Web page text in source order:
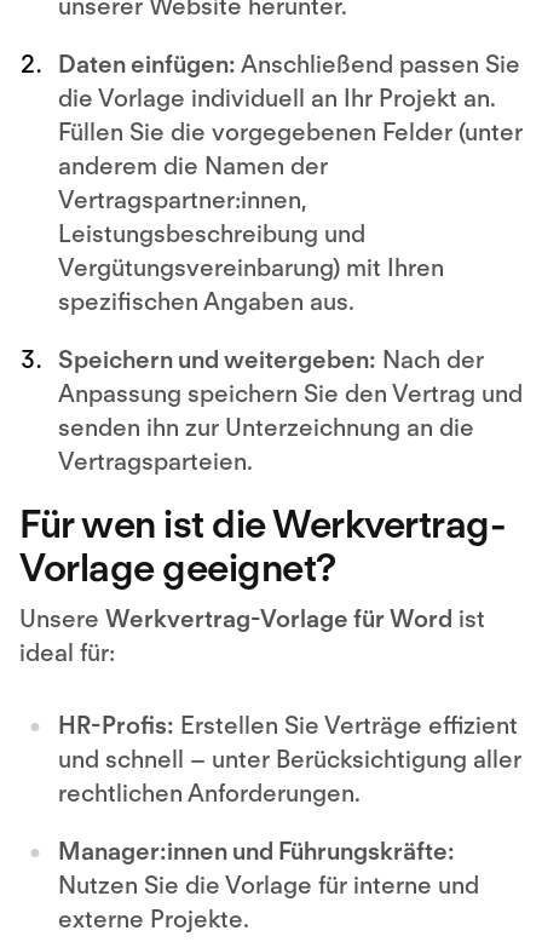
unserer Website herunter.
Daten einfügen: Anschließend passen Sie
die Vorlage individuell an Ihr Projekt an.
Füllen Sie die vorgegebenen Felder (unter
anderem die Namen der
Vertragspartner:innen,
Leistungsbeschreibung und
Vergütungsvereinbarung) mit Ihren
spezifischen Angaben aus.
Speichern und weitergeben: Nach der
Anpassung speichern Sie den Vertrag und
senden ihn zur Unterzeichnung an die
Vertragsparteien.
Für wen ist die Werkvertrag-
Vorlage geeignet?
UnsereWerkvertrag-Vorlage für Word ist
ideal für:
HR-Profis: Erstellen Sie Verträge effizient
und schnell – unter Berücksichtigung aller
rechtlichen Anforderungen.
Manager:innen und Führungskräfte:
Nutzen Sie die Vorlage für interne und
externe Projekte.